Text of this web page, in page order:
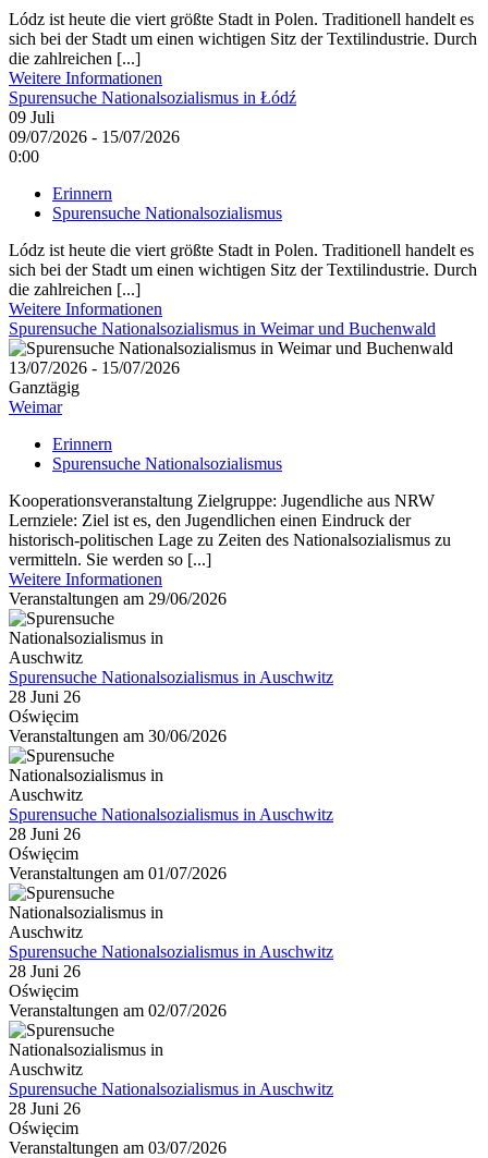
Lódz ist heute die viert größte Stadt in Polen. Traditionell handelt es
sich bei der Stadt um einen wichtigen Sitz der Textilindustrie. Durch
die zahlreichen [...]
Weitere Informationen
Spurensuche Nationalsozialismus in Łódź
09 Juli
09/07/2026 - 15/07/2026
0:00
Erinnern
Spurensuche Nationalsozialismus
Lódz ist heute die viert größte Stadt in Polen. Traditionell handelt es
sich bei der Stadt um einen wichtigen Sitz der Textilindustrie. Durch
die zahlreichen [...]
Weitere Informationen
Spurensuche Nationalsozialismus in Weimar und Buchenwald
13/07/2026 - 15/07/2026
Ganztägig
Weimar
Erinnern
Spurensuche Nationalsozialismus
Kooperationsveranstaltung Zielgruppe: Jugendliche aus NRW
Lernziele: Ziel ist es, den Jugendlichen einen Eindruck der
historisch-politischen Lage zu Zeiten des Nationalsozialismus zu
vermitteln. Sie werden so [...]
Weitere Informationen
Veranstaltungen am 29/06/2026
Spurensuche Nationalsozialismus in Auschwitz
28 Juni 26
Oświęcim
Veranstaltungen am 30/06/2026
Spurensuche Nationalsozialismus in Auschwitz
28 Juni 26
Oświęcim
Veranstaltungen am 01/07/2026
Spurensuche Nationalsozialismus in Auschwitz
28 Juni 26
Oświęcim
Veranstaltungen am 02/07/2026
Spurensuche Nationalsozialismus in Auschwitz
28 Juni 26
Oświęcim
Veranstaltungen am 03/07/2026